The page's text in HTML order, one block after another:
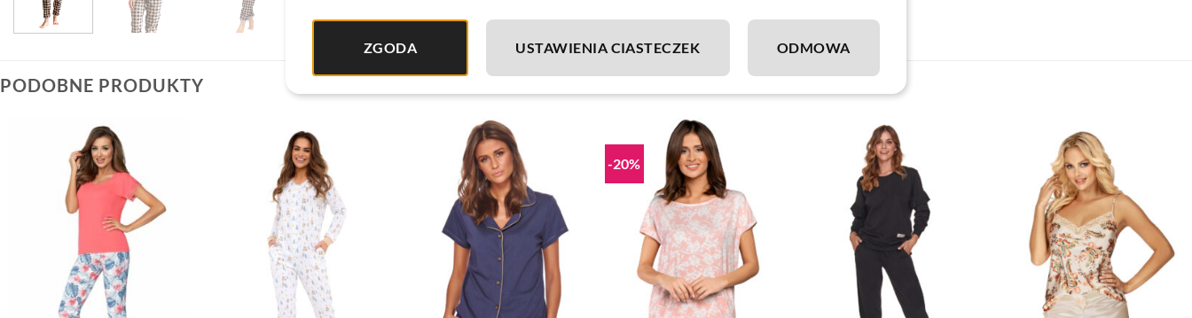
PODOBNE PRODUKTY
-20%
ZGODA USTAWIENIA CIASTECZEK ODMOWA